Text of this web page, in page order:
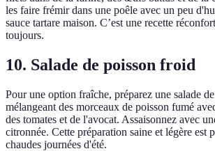
les faire frémir dans une poêle avec un peu
sauce tartare maison. C’est une recette
toujours.
10. Salade de poisson froid
Pour une option fraîche, préparez une salade
mélangeant des morceaux de poisson fumé
des tomates et de l'avocat. Assaisonnez avec
citronnée. Cette préparation saine et légère est
chaudes journées d'été.